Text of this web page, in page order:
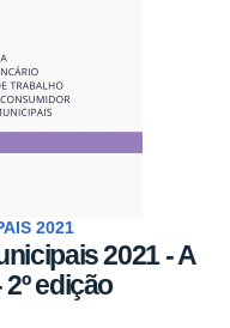
2021
2021 - A
edição